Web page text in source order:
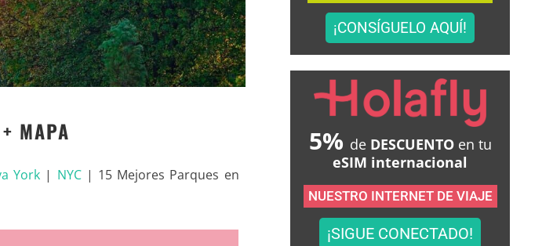
MAPA
York | NYC| 15 Mejores Parques en
¡CONSÍGUELO AQUÍ!
5% de DESCUENTO en tu
eSIM internacional
NUESTRO INTERNET DE VIAJE
¡SIGUE CONECTADO!